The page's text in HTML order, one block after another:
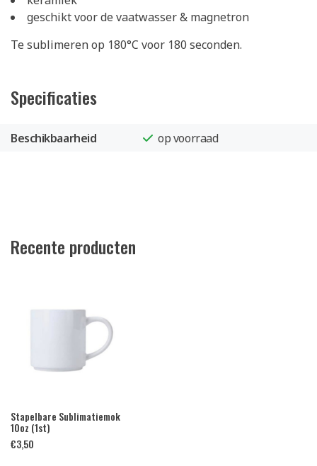
geschikt voor de vaatwasser & magnetron
Te sublimeren op 180°C voor 180 seconden.
Specificaties
Beschikbaarheid op voorraad
Recente producten
Stapelbare Sublimatiemok
10oz (1st)
€3,50